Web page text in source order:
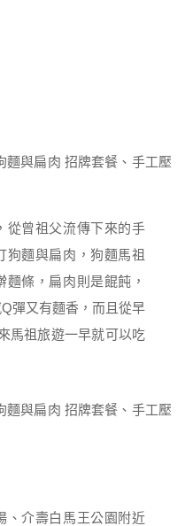
從曾祖父流傳下來的手
狗麵與扁肉，狗麵馬祖
條，扁肉則是餛飩，
彈又有麵香，而且從早
馬祖旅遊一早就可以吃
、介壽白馬王公園附近